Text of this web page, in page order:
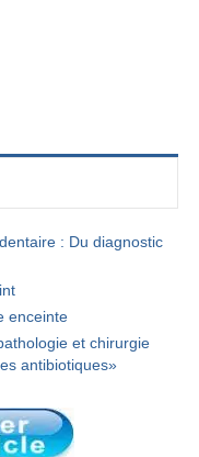
: Du diagnostic
enceinte
et chirurgie
antibiotiques»